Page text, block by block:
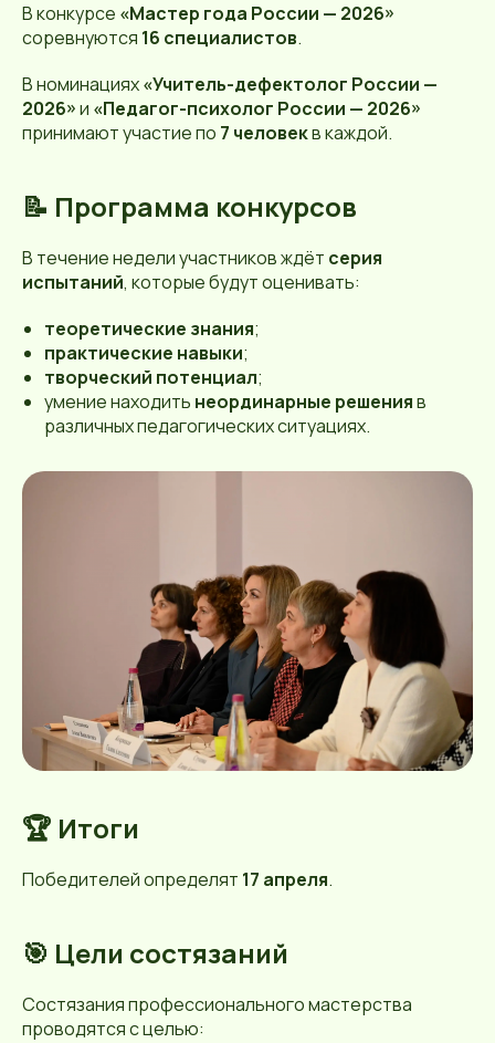
В конкурсе «Мастер года России — 2026»
соревнуются 16 специалистов.
В номинациях«Учитель-дефектолог России —
2026»и «Педагог-психолог России — 2026»
принимают участие по 7 человекв каждой.
📝 Программа конкурсов
В течение недели участников ждёт серия
испытаний, которые будут оценивать:
теоретические знания;
практические навыки;
творческий потенциал;
умение находить неординарные решенияв
различных педагогических ситуациях.
🏆 Итоги
Победителей определят 17 апреля.
🎯 Цели состязаний
Состязания профессионального мастерства
проводятся с целью: